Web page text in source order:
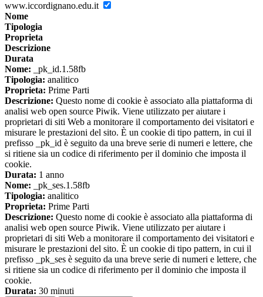
www.iccordignano.edu.it
Nome
Tipologia
Proprieta
Descrizione
Durata
Nome: _pk_id.1.58fb
Tipologia: analitico
Proprieta: Prime Parti
Descrizione: Questo nome di cookie è associato alla piattaforma di
analisi web open source Piwik. Viene utilizzato per aiutare i
proprietari di siti Web a monitorare il comportamento dei visitatori e
misurare le prestazioni del sito. È un cookie di tipo pattern, in cui il
prefisso _pk_id è seguito da una breve serie di numeri e lettere, che
si ritiene sia un codice di riferimento per il dominio che imposta il
cookie.
Durata: 1 anno
Nome: _pk_ses.1.58fb
Tipologia: analitico
Proprieta: Prime Parti
Descrizione: Questo nome di cookie è associato alla piattaforma di
analisi web open source Piwik. Viene utilizzato per aiutare i
proprietari di siti Web a monitorare il comportamento dei visitatori e
misurare le prestazioni del sito. È un cookie di tipo pattern, in cui il
prefisso _pk_ses è seguito da una breve serie di numeri e lettere, che
si ritiene sia un codice di riferimento per il dominio che imposta il
cookie.
Durata: 30 minuti